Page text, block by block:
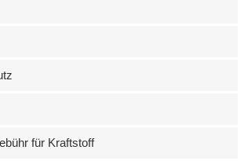
für Kraftstoff